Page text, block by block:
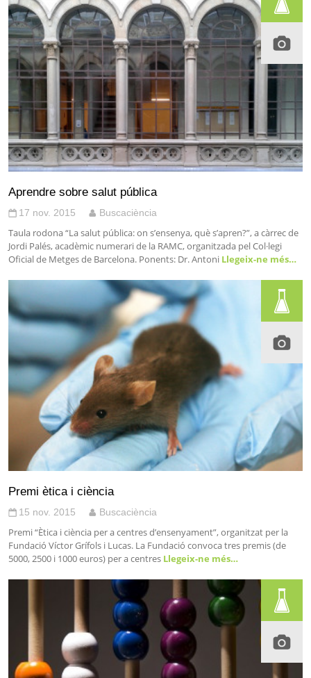
Aprendre sobre salut pública
17 nov. 2015 Buscaciència
Taula rodona “La salut pública: on s’ensenya, què s’apren?”, a càrrec de
Jordi Palés, acadèmic numerari de la RAMC, organitzada pel Col·legi
Oficial de Metges de Barcelona. Ponents: Dr. Antoni Llegeix-ne més…
Premi ètica i ciència
15 nov. 2015 Buscaciència
Premi “Ètica i ciència per a centres d’ensenyament”, organitzat per la
Fundació Víctor Grífols i Lucas. La Fundació convoca tres premis (de
5000, 2500 i 1000 euros) per a centres Llegeix-ne més…